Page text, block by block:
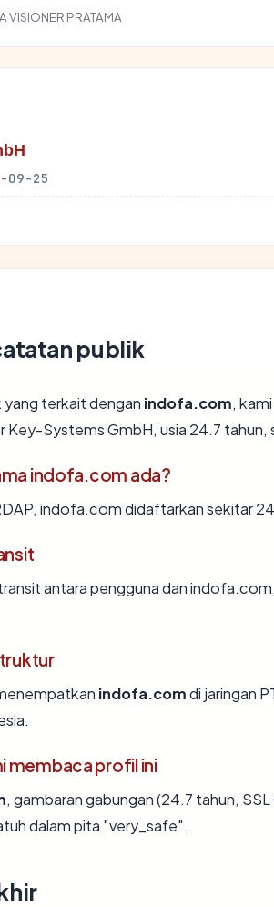
VISIONER PRATAMA
09-25
publik
terkait dengan indofa.com,
Key-Systems GmbH, usia 24.7 tahun,
indofa.com ada?
indofa.com didaftarkan sekitar
antara pengguna dan
indofa.comdi jaringan
membaca profil ini
, gambaran gabungan (24.7 tahun,
dalam pita "very_safe".